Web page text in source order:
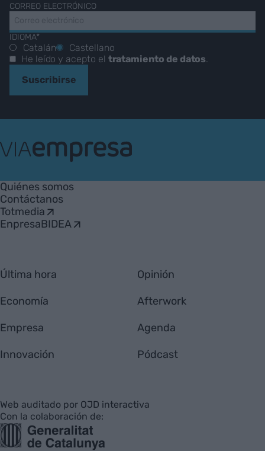
CORREO ELECTRÓNICO
IDIOMA*
Catalán
Castellano
He leído y acepto el tratamiento de datos.
Suscribirse
Empresa
Quiénes somos
Contáctanos
Totmedia
EnpresaBIDEA
Última hora
Economía
Empresa
Innovación
Opinión
Afterwork
Agenda
Pódcast
Web auditado por OJD interactiva
Con la colaboración de: